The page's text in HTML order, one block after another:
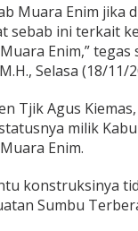
Muara Enim jika
sebab ini terkait
Enim,”
Selasa (18/11/
Tjik Agus
milik
Enim.
konstruksinya
Sumbu